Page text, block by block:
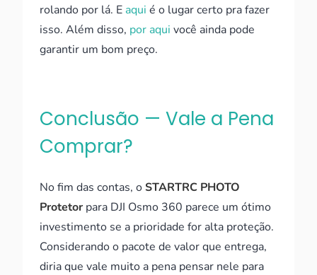
rolando por lá. E aqui é o lugar certo pra fazer
isso. Além disso, por aqui você ainda pode
garantir um bom preço.
Conclusão — Vale a Pena
Comprar?
No fim das contas, oSTARTRC PHOTO
Protetor para DJI Osmo 360 parece um ótimo
investimento se a prioridade for alta proteção.
Considerando o pacote de valor que entrega,
diria que vale muito a pena pensar nele para